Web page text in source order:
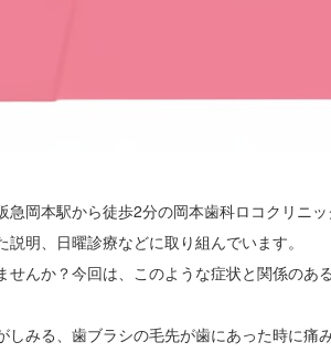
岡本駅から徒歩2分の岡本歯科ロコクリニ
説明、日曜診療などに取り組んでいます。
んか？今回は、このような症状と関係のあ
みる、歯ブラシの毛先が歯にあった時に痛